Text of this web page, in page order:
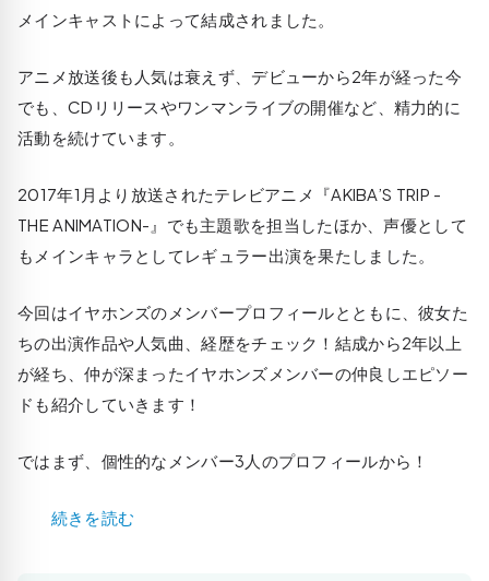
メインキャストによって結成されました。
アニメ放送後も人気は衰えず、デビューから2年が経った今
でも、CDリリースやワンマンライブの開催など、精力的に
活動を続けています。
2017年1月より放送されたテレビアニメ『AKIBA’S TRIP -
THE ANIMATION-』でも主題歌を担当したほか、声優として
もメインキャラとしてレギュラー出演を果たしました。
今回はイヤホンズのメンバープロフィールとともに、彼女た
ちの出演作品や人気曲、経歴をチェック！結成から2年以上
が経ち、仲が深まったイヤホンズメンバーの仲良しエピソー
ドも紹介していきます！
ではまず、個性的なメンバー3人のプロフィールから！
続きを読む